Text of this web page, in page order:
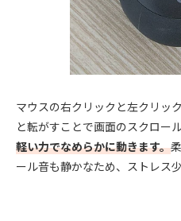
マウスの右クリックと左クリッ
と転がすことで画面のスクロー
軽い力でなめらかに動きます。
ール音も静かなため、ストレス